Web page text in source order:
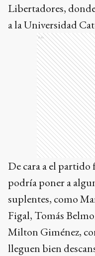
Libertadores,
a la Universidad
Ads
De cara a el
podría poner a
suplentes, como
Figal, Tomás
Milton Giménez,
lleguen bien